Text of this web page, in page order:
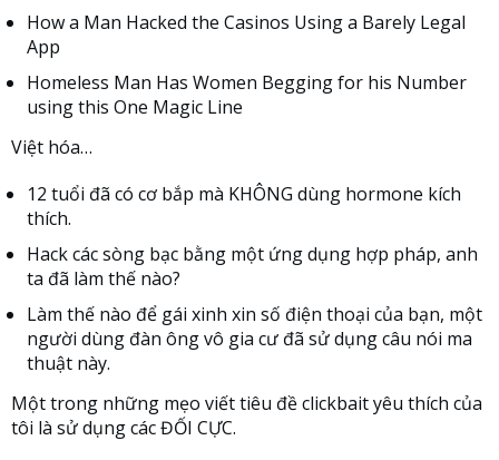
How a Man Hacked the Casinos Using a Barely Legal
App
Homeless Man Has Women Begging for his Number
using this One Magic Line
Việt hóa…
12 tuổi đã có cơ bắp mà KHÔNG dùng hormone kích
thích.
Hack các sòng bạc bằng một ứng dụng hợp pháp, anh
ta đã làm thế nào?
Làm thế nào để gái xinh xin số điện thoại của bạn, một
người dùng đàn ông vô gia cư đã sử dụng câu nói ma
thuật này.
Một trong những mẹo viết tiêu đề clickbait yêu thích của
tôi là sử dụng các ĐỐI CỰC.